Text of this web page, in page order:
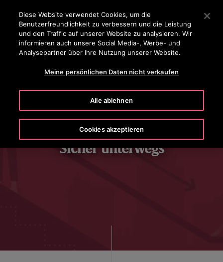
Drücken Sie die Eingabetaste, um zum Hauptinhalt zu
SUCHEN
Sicher unterwegs
Diese Website verwendet Cookies, um die
Benutzerfreundlichkeit zu verbessern und die Leistung
und den Traffic auf unserer Website zu analysieren. Wir
informieren auch unsere Social Media-, Werbe- und
Analysepartner über Ihre Nutzung unserer Website.
Meine persönlichen Daten nicht verkaufen
Alle ablehnen
Cookies akzeptieren